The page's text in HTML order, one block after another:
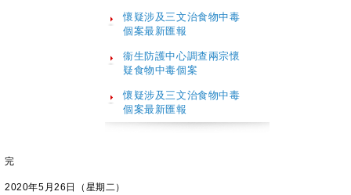
懷疑涉及三文治食物中毒
個案最新匯報
衞生防護中心調查兩宗懷
疑食物中毒個案
懷疑涉及三文治食物中毒
個案最新匯報
完
2020年5月26日（星期二）